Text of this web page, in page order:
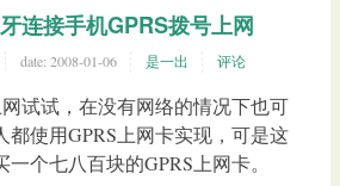
连接手机GPRS拨号上网
date: 2008-01-06 是一出 评论
试试，在没有网络的情况下也可
都使用GPRS上网卡实现，可是这
个七八百块的GPRS上网卡。